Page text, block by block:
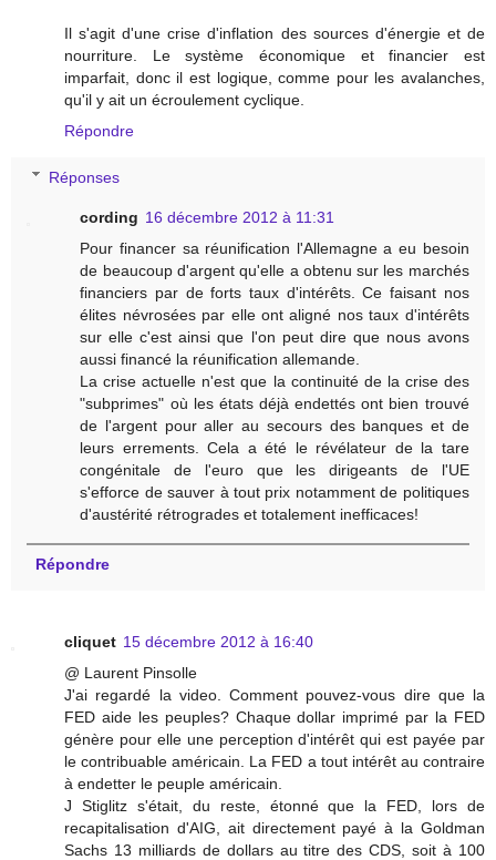
Il s'agit d'une crise d'inflation des sources d'énergie et de
nourriture. Le système économique et financier est
imparfait, donc il est logique, comme pour les avalanches,
qu'il y ait un écroulement cyclique.
Répondre
Réponses
cording 16 décembre 2012 à 11:31
Pour financer sa réunification l'Allemagne a eu besoin
de beaucoup d'argent qu'elle a obtenu sur les marchés
financiers par de forts taux d'intérêts. Ce faisant nos
élites névrosées par elle ont aligné nos taux d'intérêts
sur elle c'est ainsi que l'on peut dire que nous avons
aussi financé la réunification allemande.
La crise actuelle n'est que la continuité de la crise des
"subprimes" où les états déjà endettés ont bien trouvé
de l'argent pour aller au secours des banques et de
leurs errements. Cela a été le révélateur de la tare
congénitale de l'euro que les dirigeants de l'UE
s'efforce de sauver à tout prix notamment de politiques
d'austérité rétrogrades et totalement inefficaces!
Répondre
cliquet 15 décembre 2012 à 16:40
@ Laurent Pinsolle
J'ai regardé la video. Comment pouvez-vous dire que la
FED aide les peuples? Chaque dollar imprimé par la FED
génère pour elle une perception d'intérêt qui est payée par
le contribuable américain. La FED a tout intérêt au contraire
à endetter le peuple américain.
J Stiglitz s'était, du reste, étonné que la FED, lors de
recapitalisation d'AIG, ait directement payé à la Goldman
Sachs 13 milliards de dollars au titre des CDS, soit à 100